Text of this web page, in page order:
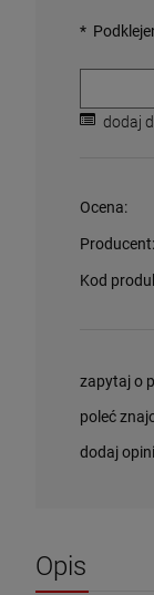
*
dodaj
Ocena:
Producent:
Kod
zapytaj o
poleć
dodaj
Opis